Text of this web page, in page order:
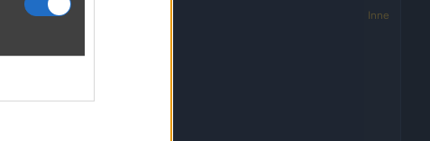
2400 Inne